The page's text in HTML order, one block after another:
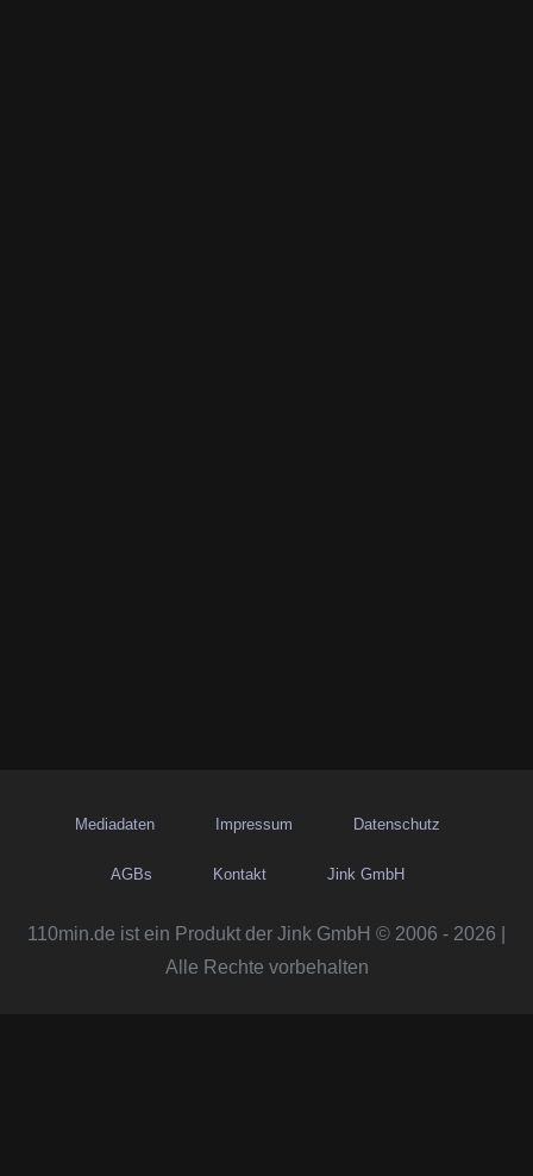
Mediadaten Impressum Datenschutz
AGBs Kontakt Jink GmbH
110min.de ist ein Produkt der Jink GmbH © 2006 - 2026 |
Alle Rechte vorbehalten